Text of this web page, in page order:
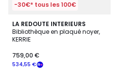
-30€* tous les 100€
LA REDOUTE INTERIEURS
Bibliothèque en plaqué noyer,
KERRIE
534,55 €
759,00 €